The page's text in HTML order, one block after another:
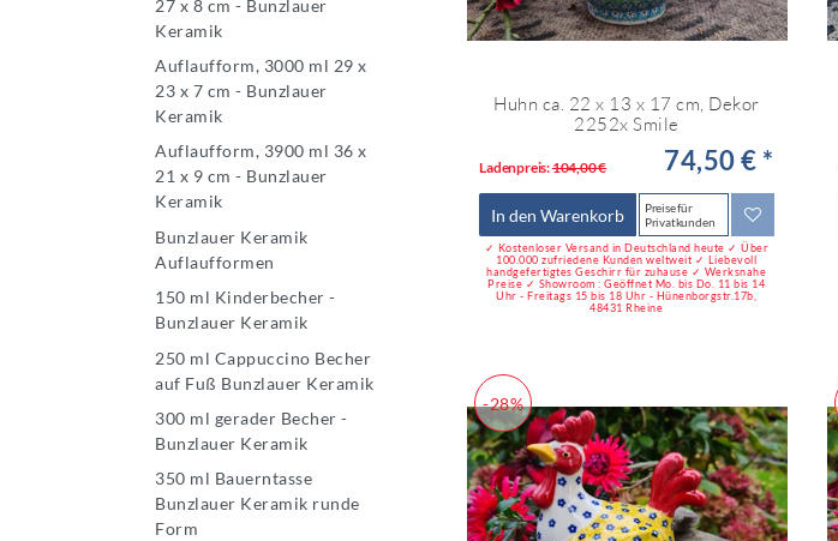
27 x 8 cm - Bunzlauer
Keramik
Auflaufform, 3000 ml 29 x
23 x 7 cm - Bunzlauer
Keramik
Auflaufform, 3900 ml 36 x
21 x 9 cm - Bunzlauer
Keramik
Bunzlauer Keramik
Auflaufformen
150 ml Kinderbecher -
Bunzlauer Keramik
250 ml Cappuccino Becher
auf Fuß Bunzlauer Keramik
300 ml gerader Becher -
Bunzlauer Keramik
350 ml Bauerntasse
Bunzlauer Keramik runde
Form
Huhn ca. 22 x 13 x 17 cm, Dekor
2252x Smile
Ladenpreis:104,00 € 74,50 € *
In den Warenkorb
Preise für
Privatkunden
✓ Kostenloser Versand in Deutschland heute ✓ Über
100.000 zufriedene Kunden weltweit ✓ Liebevoll
handgefertigtes Geschirr für zuhause ✓ Werksnahe
Preise ✓ Showroom : Geöffnet Mo. bis Do. 11 bis 14
Uhr - Freitags 15 bis 18 Uhr - Hünenborgstr.17b,
48431 Rheine
-28%